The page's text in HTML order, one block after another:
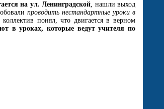
на ул. Ленинградской, нашли выход
проводить нестандартные уроки в
понял, что двигается в верном
в уроках, которые ведут учителя по